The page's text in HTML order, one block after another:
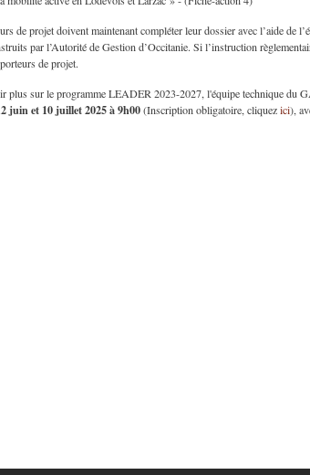
de projet doivent maintenant compléter leur dossier avec l’aide de
par l’Autorité de Gestion d’Occitanie. Si l’instruction
de projet.
plus sur le programme LEADER 2023-2027, l'équipe technique du
juin et 10 juillet 2025 à 9h00(Inscription obligatoire, cliquezici),